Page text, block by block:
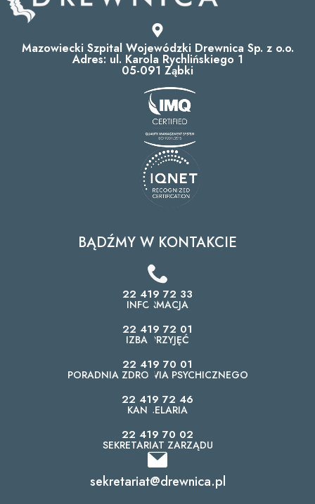
Mazowiecki Szpital Wojewódzki Drewnica Sp. z o.o.
Adres: ul. Karola Rychlińskiego 1
05-091 Ząbki
BĄDŹMY W KONTAKCIE
22 419 72 33
INFORMACJA
22 419 72 01
IZBA PRZYJĘĆ
22 419 70 01
PORADNIA ZDROWIA PSYCHICZNEGO
22 419 72 46
KANCELARIA
22 419 70 02
SEKRETARIAT ZARZĄDU
sekretariat@drewnica.pl